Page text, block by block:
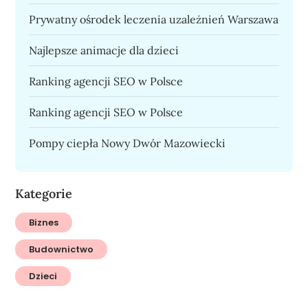
Prywatny ośrodek leczenia uzależnień Warszawa
Najlepsze animacje dla dzieci
Ranking agencji SEO w Polsce
Ranking agencji SEO w Polsce
Pompy ciepła Nowy Dwór Mazowiecki
Kategorie
Biznes
Budownictwo
Dzieci